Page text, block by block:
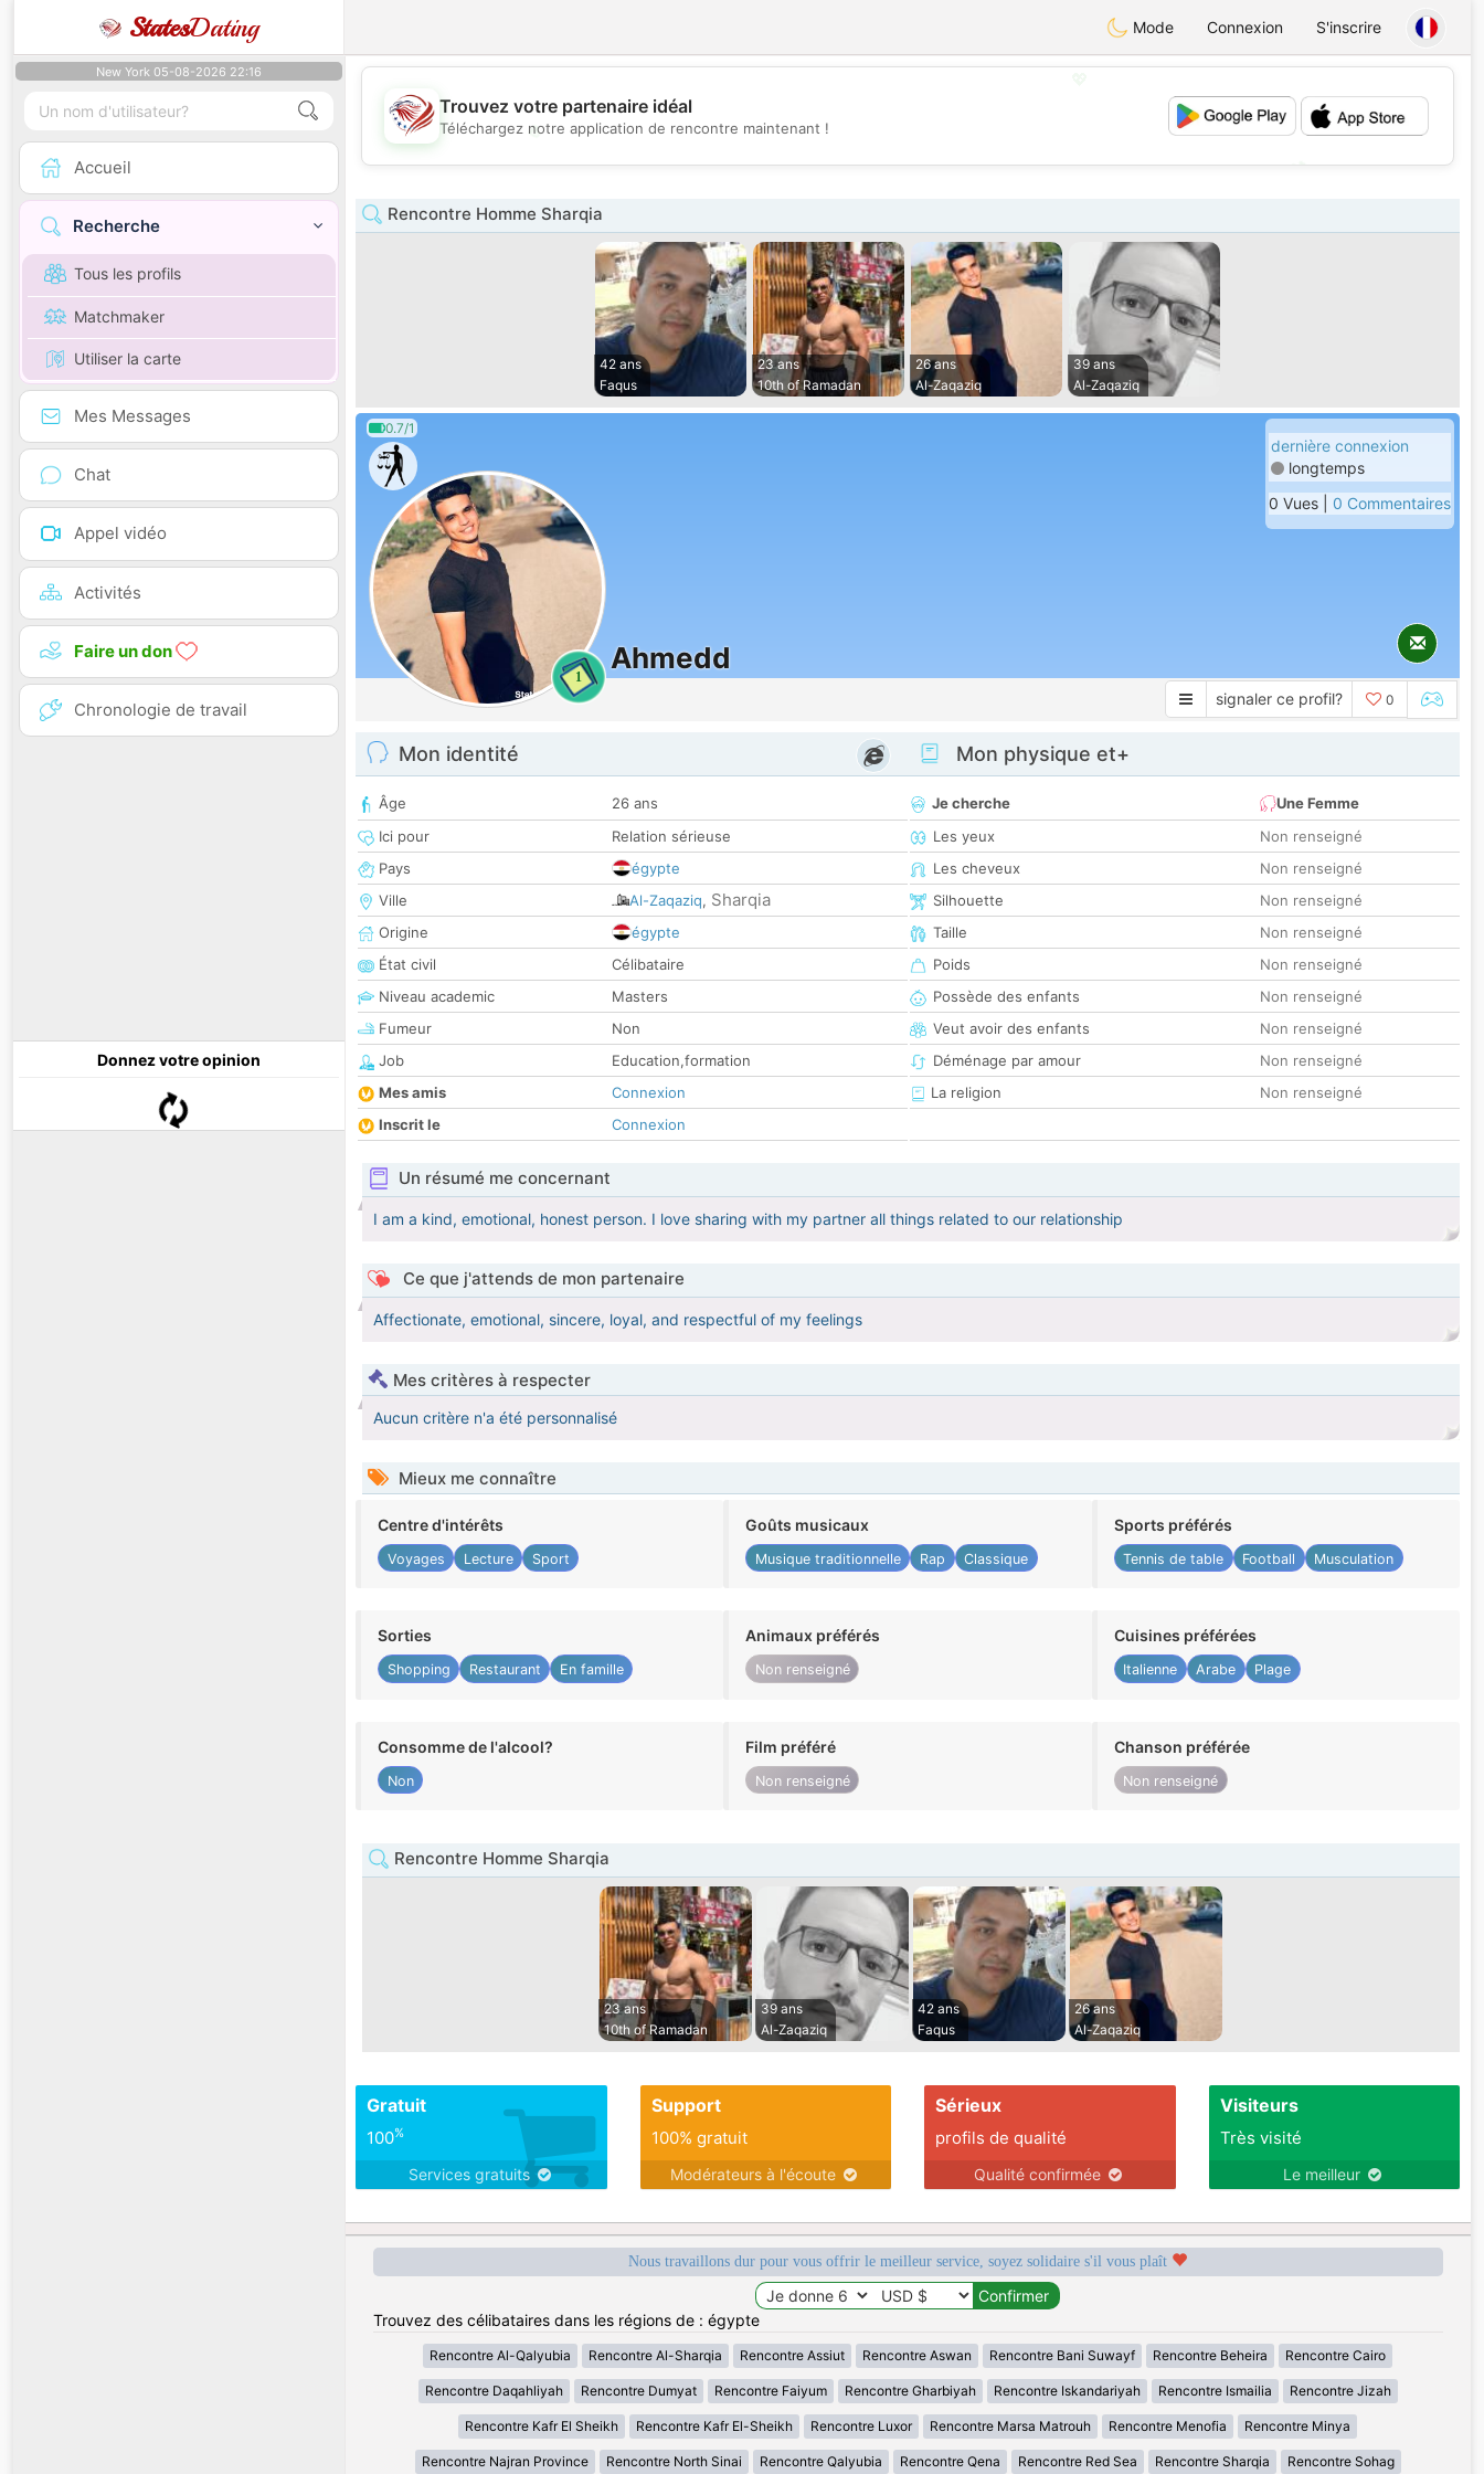
StatesDating Mode Connexion S'inscrire
New York 05-08-2026 22:16
Accueil
Recherche
Tous les profils
Matchmaker
Utiliser la carte
Mes Messages
Chat
Appel vidéo
Activités
Faire un don
Chronologie de travail
Donnez votre opinion
💕
Trouvez votre partenaire idéal
Téléchargez notre application de rencontre maintenant !
Rencontre Homme Sharqia
42 ans
Faqus
23 ans
10th of Ramadan
26 ans
Al-Zaqaziq‎
39 ans
Al-Zaqaziq‎
0.7/1
1
Ahmedd
dernière connexion
longtemps
0 Vues | 0 Commentaires
signaler ce profil? 0
Mon identité
Âge
26 ans
Ici pour
Relation sérieuse
Pays
égypte
Ville
Al-Zaqaziq‎, Sharqia
Origine
égypte
État civil
Célibataire
Niveau academic
Masters
Fumeur
Non
Job
Education,formation
Mes amis
Connexion
Inscrit le
Connexion
Mon physique et+
Je cherche
Une Femme
Les yeux
Non renseigné
Les cheveux
Non renseigné
Silhouette
Non renseigné
Taille
Non renseigné
Poids
Non renseigné
Possède des enfants
Non renseigné
Veut avoir des enfants
Non renseigné
Déménage par amour
Non renseigné
La religion
Non renseigné
Un résumé me concernant
I am a kind, emotional, honest person. I love sharing with my partner all things related to our relationship
Ce que j'attends de mon partenaire
Affectionate, emotional, sincere, loyal, and respectful of my feelings
Mes critères à respecter
Aucun critère n'a été personnalisé
Mieux me connaître
Centre d'intérêts
Voyages Lecture Sport
Goûts musicaux
Musique traditionnelle Rap Classique
Sports préférés
Tennis de table Football Musculation
Sorties
Shopping Restaurant En famille
Animaux préférés
Non renseigné
Cuisines préférées
Italienne Arabe Plage
Consomme de l'alcool?
Non
Film préféré
Non renseigné
Chanson préférée
Non renseigné
Rencontre Homme Sharqia
23 ans
10th of Ramadan
39 ans
Al-Zaqaziq‎
42 ans
Faqus
26 ans
Al-Zaqaziq‎
Gratuit
100%
Services gratuits
Support
100% gratuit
Modérateurs à l'écoute
Sérieux
profils de qualité
Qualité confirmée
Visiteurs
Très visité
Le meilleur
Nous travaillons dur pour vous offrir le meilleur service, soyez solidaire s'il vous plaît
Trouvez des célibataires dans les régions de : égypte
Rencontre Al-Qalyubia Rencontre Al-Sharqia Rencontre Assiut Rencontre Aswan Rencontre Bani Suwayf Rencontre Beheira Rencontre Cairo
Rencontre Daqahliyah Rencontre Dumyat Rencontre Faiyum Rencontre Gharbiyah Rencontre Iskandariyah Rencontre Ismailia Rencontre Jizah
Rencontre Kafr El Sheikh Rencontre Kafr El-Sheikh Rencontre Luxor Rencontre Marsa Matrouh Rencontre Menofia Rencontre Minya
Rencontre Najran Province Rencontre North Sinai Rencontre Qalyubia Rencontre Qena Rencontre Red Sea Rencontre Sharqia Rencontre Sohag